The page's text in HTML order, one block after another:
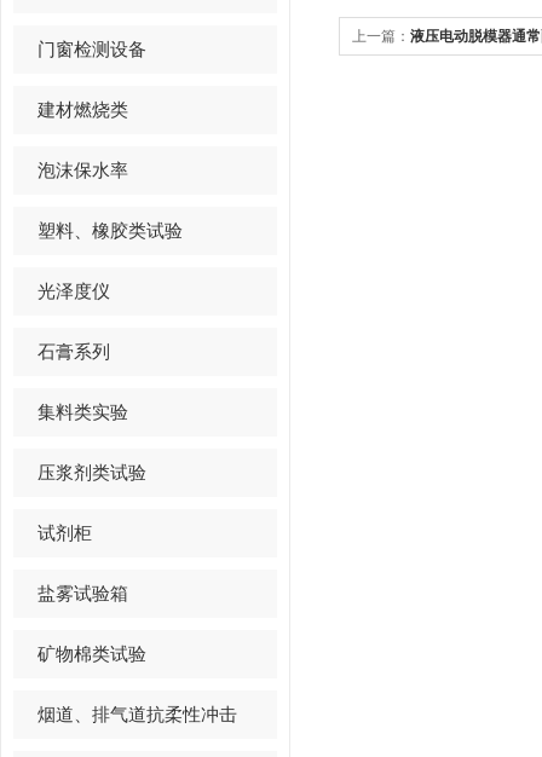
门窗检测设备
建材燃烧类
泡沫保水率
塑料、橡胶类试验
光泽度仪
石膏系列
集料类实验
压浆剂类试验
试剂柜
盐雾试验箱
矿物棉类试验
烟道、排气道抗柔性冲击
上一篇： 液压电动脱模器通